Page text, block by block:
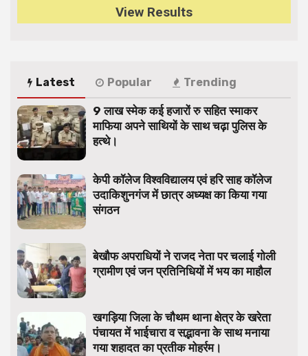
View Results
Latest Popular Trending
9 लाख स्मेक कई हजारों रु सहित स्माकर
माफिया अपने साथियों के साथ चढ़ा पुलिस के
हत्थे।
केपी कॉलेज विश्वविद्यालय एवं हरि साह कॉलेज
उदाकिशुनगंज में छात्र अध्यक्ष का किया गया
संगठन
बेखौफ अपराधियों ने राजद नेता पर चलाई गोली
ग्रामीण एवं जन प्रतिनिधियों में भय का माहौल
खगड़िया जिला के चौथम थाना क्षेत्र के खरेता
पंचायत में भाईचारा व सद्भावना के साथ मनाया
गया शहादत का प्रतीक मोहर्रम।